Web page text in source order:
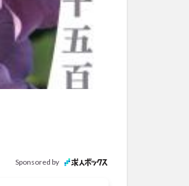
Sponsored by